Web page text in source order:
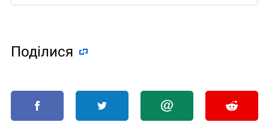
Поділися